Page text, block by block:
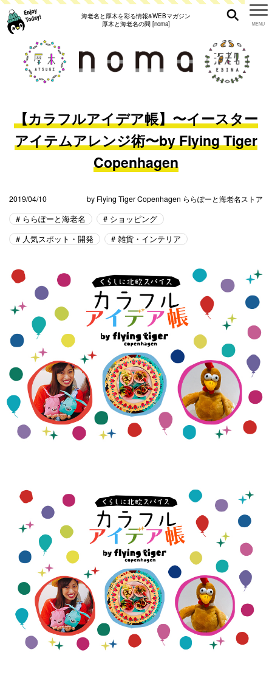
海老名と厚木を彩る情報&WEBマガジン
厚木と海老名の間 [noma]
【カラフルアイデア帳】〜イースター
アイテムアレンジ術〜by Flying Tiger
Copenhagen
2019/04/10 by Flying Tiger Copenhagen ららぽーと海老名ストア
ららぽーと海老名
ショッピング
人気スポット・開発
雑貨・インテリア